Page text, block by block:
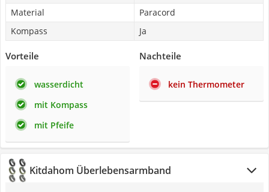
Material
Paracord
Kompass
Ja
Vorteile
wasserdicht
mit Kompass
mit Pfeife
Nachteile
kein Thermometer
Kitdahom Überlebensarmband